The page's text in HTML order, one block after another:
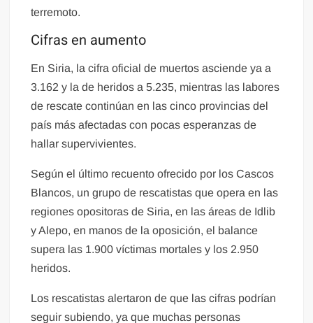
terremoto.
Cifras en aumento
En Siria, la cifra oficial de muertos asciende ya a
3.162 y la de heridos a 5.235, mientras las labores
de rescate continúan en las cinco provincias del
país más afectadas con pocas esperanzas de
hallar supervivientes.
Según el último recuento ofrecido por los Cascos
Blancos, un grupo de rescatistas que opera en las
regiones opositoras de Siria, en las áreas de Idlib
y Alepo, en manos de la oposición, el balance
supera las 1.900 víctimas mortales y los 2.950
heridos.
Los rescatistas alertaron de que las cifras podrían
seguir subiendo, ya que muchas personas